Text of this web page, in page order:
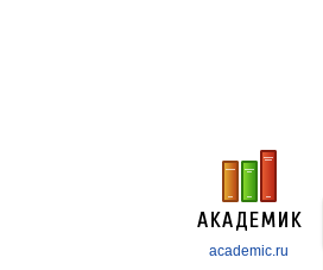
academic.ru